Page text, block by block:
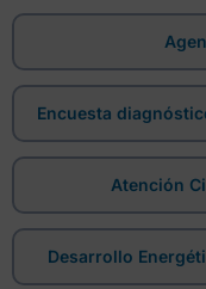
Encuesta
Atención
Desarrollo